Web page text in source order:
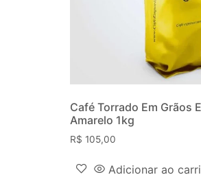
Café Torrado Em Grãos
Amarelo 1kg
R$ 105,00
Adicionar ao